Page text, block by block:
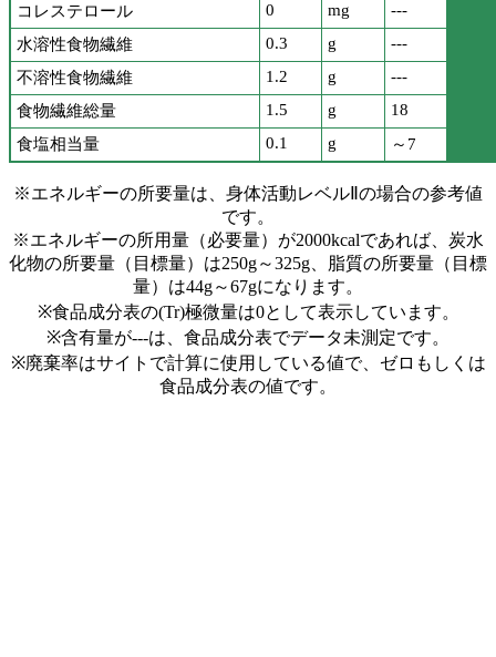
コレステロール
0 mg
---
水溶性食物繊維
0.3 g
---
不溶性食物繊維
1.2 g
---
食物繊維総量
1.5 g
18
食塩相当量
0.1 g ～7
※エネルギーの所要量は、身体活動レベルⅡの場合の参考値
です。
※エネルギーの所用量（必要量）が2000kcalであれば、炭水
化物の所要量（目標量）は250g～325g、脂質の所要量（目標
量）は44g～67gになります。
※食品成分表の(Tr)極微量は0として表示しています。
※含有量が---は、食品成分表でデータ未測定です。
※廃棄率はサイトで計算に使用している値で、ゼロもしくは
食品成分表の値です。